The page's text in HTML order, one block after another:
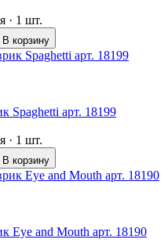
· 1 шт.
В корзину
Spaghetti арт. 18199
· 1 шт.
В корзину
Eye and Mouth арт. 18190